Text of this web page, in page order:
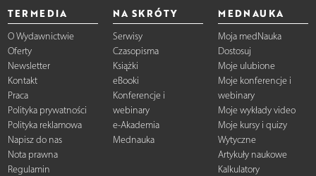
TERMEDIA
O Wydawnictwie
Oferty
Newsletter
Kontakt
Praca
Polityka prywatności
Polityka reklamowa
Napisz do nas
Nota prawna
Regulamin
NA SKRÓTY
Serwisy
Czasopisma
Książki
eBooki
Konferencje i
webinary
e-Akademia
Mednauka
MEDNAUKA
Moja medNauka
Dostosuj
Moje ulubione
Moje konferencje i
webinary
Moje wykłady video
Moje kursy i quizy
Wytyczne
Artykuły naukowe
Kalkulatory